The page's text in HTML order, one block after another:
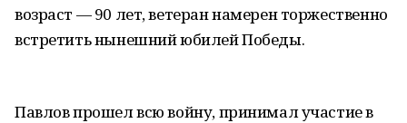
возраст — 90 лет, ветеран намерен торжественно
встретить нынешний юбилей Победы.
Павлов прошел всю войну, принимал участие в